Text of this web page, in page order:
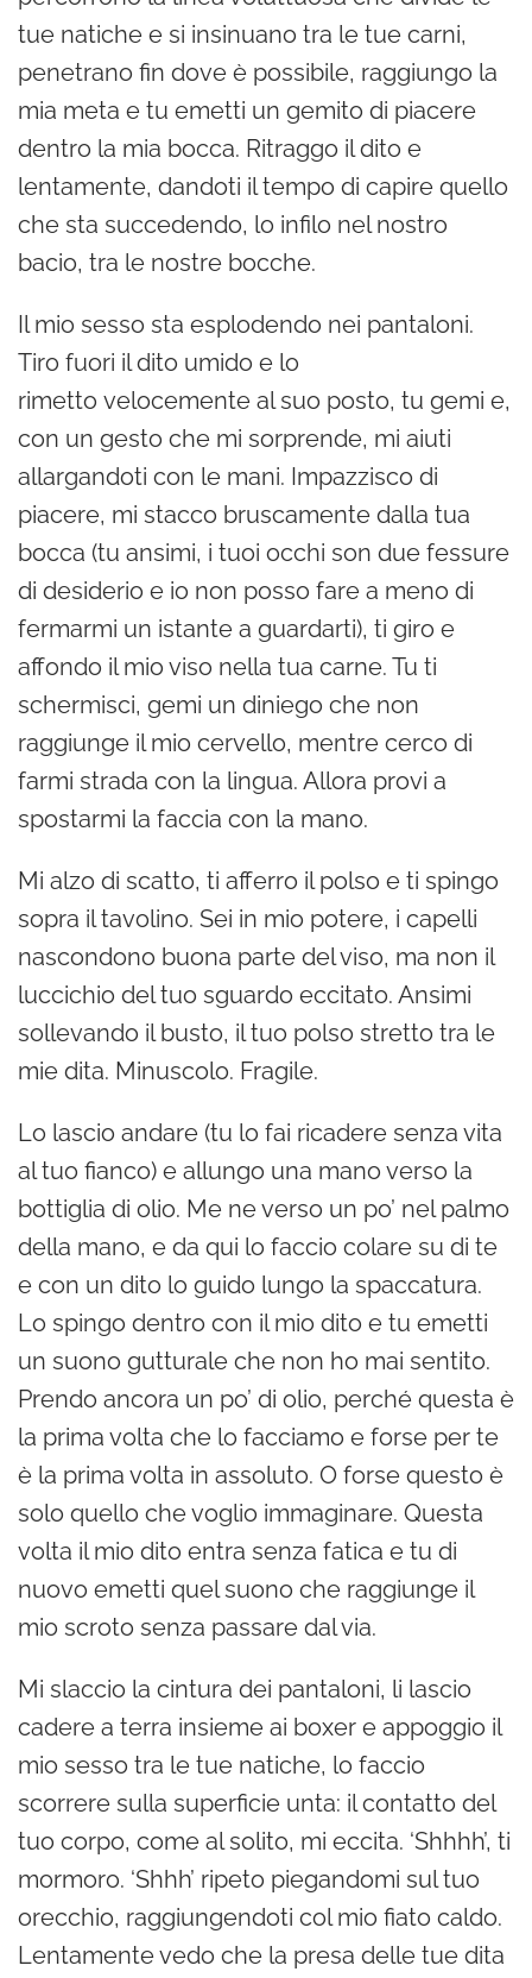
tue natiche e si insinuano tra le tue carni,
penetrano fin dove è possibile, raggiungo la
mia meta e tu emetti un gemito di piacere
dentro la mia bocca. Ritraggo il dito e
lentamente, dandoti il tempo di capire quello
che sta succedendo, lo infilo nel nostro
bacio, tra le nostre bocche.
Il mio sesso sta esplodendo nei pantaloni.
Tiro fuori il dito umido e lo
rimetto velocemente al suo posto, tu gemi e,
con un gesto che mi sorprende, mi aiuti
allargandoti con le mani. Impazzisco di
piacere, mi stacco bruscamente dalla tua
bocca (tu ansimi, i tuoi occhi son due fessure
di desiderio e io non posso fare a meno di
fermarmi un istante a guardarti), ti giro e
affondo il mio viso nella tua carne. Tu ti
schermisci, gemi un diniego che non
raggiunge il mio cervello, mentre cerco di
farmi strada con la lingua. Allora provi a
spostarmi la faccia con la mano.
Mi alzo di scatto, ti afferro il polso e ti spingo
sopra il tavolino. Sei in mio potere, i capelli
nascondono buona parte del viso, ma non il
luccichio del tuo sguardo eccitato. Ansimi
sollevando il busto, il tuo polso stretto tra le
mie dita. Minuscolo. Fragile.
Lo lascio andare (tu lo fai ricadere senza vita
al tuo fianco) e allungo una mano verso la
bottiglia di olio. Me ne verso un po’ nel palmo
della mano, e da qui lo faccio colare su di te
e con un dito lo guido lungo la spaccatura.
Lo spingo dentro con il mio dito e tu emetti
un suono gutturale che non ho mai sentito.
Prendo ancora un po’ di olio, perché questa è
la prima volta che lo facciamo e forse per te
è la prima volta in assoluto. O forse questo è
solo quello che voglio immaginare. Questa
volta il mio dito entra senza fatica e tu di
nuovo emetti quel suono che raggiunge il
mio scroto senza passare dal via.
Mi slaccio la cintura dei pantaloni, li lascio
cadere a terra insieme ai boxer e appoggio il
mio sesso tra le tue natiche, lo faccio
scorrere sulla superficie unta: il contatto del
tuo corpo, come al solito, mi eccita. ‘Shhhh’, ti
mormoro. ‘Shhh’ ripeto piegandomi sul tuo
orecchio, raggiungendoti col mio fiato caldo.
Lentamente vedo che la presa delle tue dita